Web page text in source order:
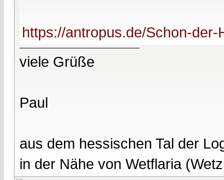
https://antropus.de/Schon-
viele Grüße
Paul
aus dem hessischen Tal der
in der Nähe von Wetflaria